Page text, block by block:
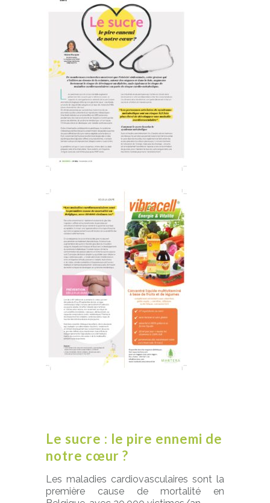
Le sucre : le pire ennemi de
notre cœur ?
Les maladies cardiovasculaires sont la
première cause de mortalité en